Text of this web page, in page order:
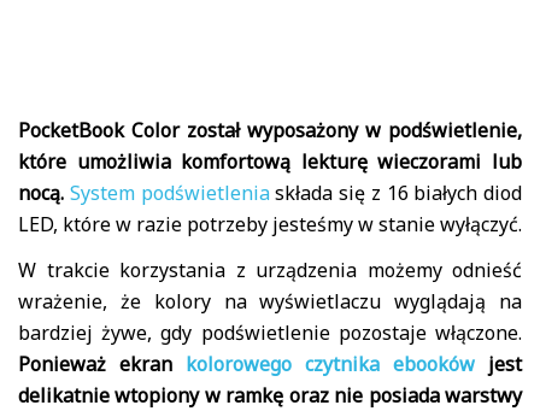
PocketBook Color został wyposażony w podświetlenie,
które umożliwia komfortową lekturę wieczorami lub
nocą. System podświetleniaskłada się z 16 białych diod
LED, które w razie potrzeby jesteśmy w stanie wyłączyć.
W trakcie korzystania z urządzenia możemy odnieść
wrażenie, że kolory na wyświetlaczu wyglądają na
bardziej żywe, gdy podświetlenie pozostaje włączone.
Ponieważ ekran kolorowego czytnika ebooków jest
delikatnie wtopiony w ramkę oraz nie posiada warstwy